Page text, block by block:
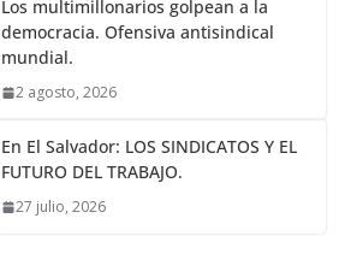
Los multimillonarios golpean a la
democracia. Ofensiva antisindical
mundial.
2 agosto, 2026
En El Salvador: LOS SINDICATOS Y EL
FUTURO DEL TRABAJO.
27 julio, 2026